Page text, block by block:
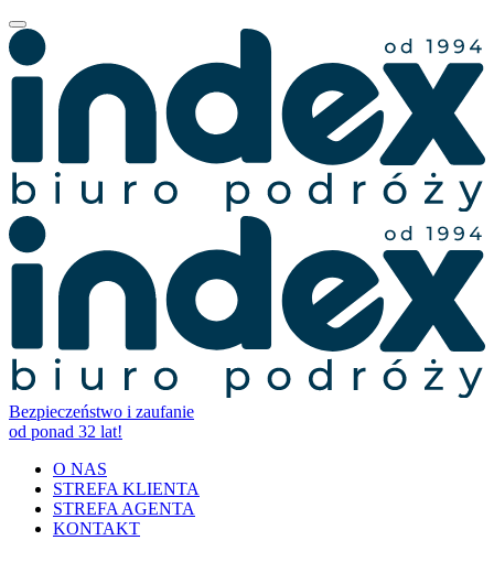
Bezpieczeństwo i zaufanie
od ponad 32 lat!
O NAS
STREFA KLIENTA
STREFA AGENTA
KONTAKT